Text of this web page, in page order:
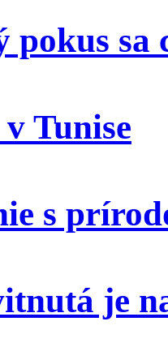
pokus sa
Tunise
s
je